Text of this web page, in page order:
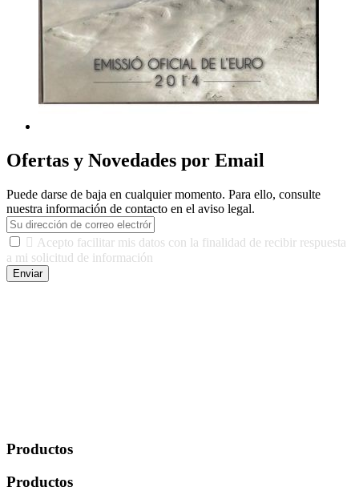
Ofertas y Novedades por Email
Puede darse de baja en cualquier momento. Para ello, consulte
nuestra información de contacto en el aviso legal.
 Acepto facilitar mis datos con la finalidad de recibir respuesta
a mi solicitud de información
Enviar
Productos
Productos